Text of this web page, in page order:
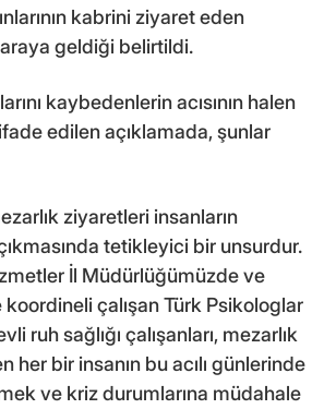
kabrini ziyaret eden
geldiği belirtildi.
kaybedenlerin acısının halen
edilen açıklamada, şunlar
ziyaretleri insanların
tetikleyici bir unsurdur.
İl Müdürlüğümüzde ve
çalışan Türk Psikologlar
ruh sağlığı çalışanları, mezarlık
her bir insanın bu acılı günlerinde
ve kriz durumlarına müdahale